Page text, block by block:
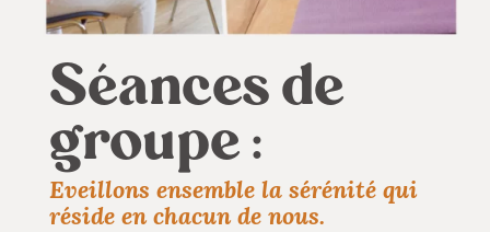
Séances de
groupe :
Eveillons ensemble la sérénité qui
réside en chacun de nous.